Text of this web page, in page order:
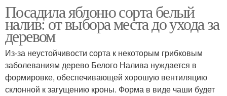
Посадила яблоню сорта белый
налив: от выбора места до ухода за
деревом
Из-за неустойчивости сорта к некоторым грибковым
заболеваниям дерево Белого Налива нуждается в
формировке, обеспечивающей хорошую вентиляцию
склонной к загущению кроны. Форма в виде чаши будет